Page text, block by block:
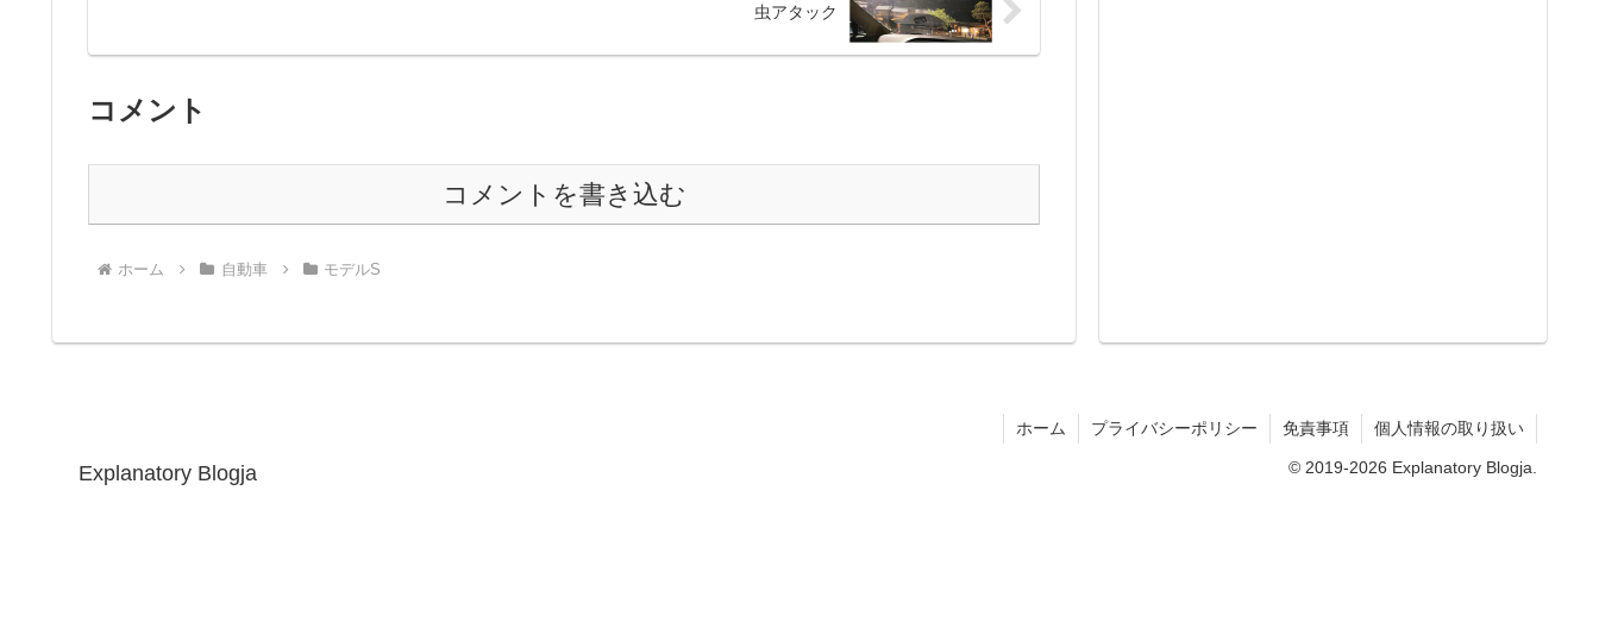
虫アタック
コメント
コメントを書き込む
ホーム 自動車 モデルS
Explanatory Blogja
ホーム プライバシーポリシー 免責事項 個人情報の取り扱い
© 2019-2026 Explanatory Blogja.